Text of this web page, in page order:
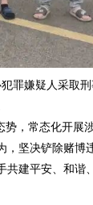
罪嫌疑人采取
，常态化开展
坚决铲除赌博
建平安、和谐